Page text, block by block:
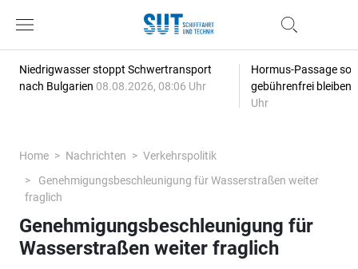
Niedrigwasser stoppt Schwertransport
nach Bulgarien 08.08.2026, 08:06 Uhr
Hormus-Passage
gebührenfrei bleiben
Uhr
Home Nachrichten
Verkehrspolitik
Genehmigungsbeschleunigung für Wasserstraßen weiter
fraglich
Genehmigungsbeschleunigung für
Wasserstraßen weiter fraglich